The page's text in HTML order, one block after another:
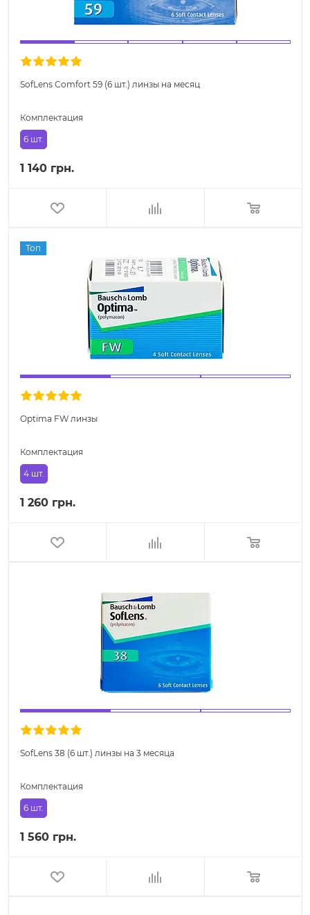
SofLens Comfort 59 (6 шт.) линзы на месяц
Комплектация
6 шт.
1 140 грн.
Топ
Optima FW линзы
Комплектация
4 шт.
1 260 грн.
SofLens 38 (6 шт.) линзы на 3 месяца
Комплектация
6 шт.
1 560 грн.